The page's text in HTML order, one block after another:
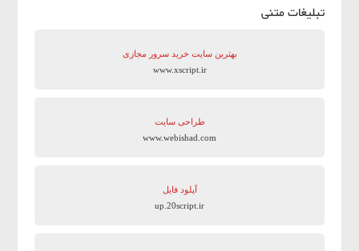
تبلیغات متنی
بهترین سایت‌ خرید سرور مجازی
www.xscript.ir
طراحی سایت
www.webishad.com
آپلود فایل
up.20script.ir